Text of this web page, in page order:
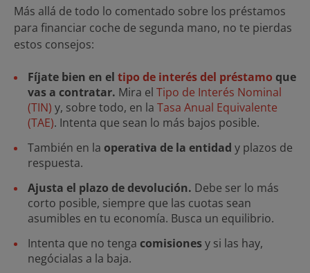
Más allá de todo lo comentado sobre los préstamos
para financiar coche de segunda mano, no te pierdas
estos consejos:
Fíjate bien en el tipo de interés del préstamo que
vas a contratar. Mira el Tipo de Interés Nominal
(TIN) y, sobre todo, en la Tasa Anual Equivalente
(TAE). Intenta que sean lo más bajos posible.
También en la operativa de la entidad y plazos de
respuesta.
Ajusta el plazo de devolución. Debe ser lo más
corto posible, siempre que las cuotas sean
asumibles en tu economía. Busca un equilibrio.
Intenta que no tenga comisionesy si las hay,
negócialas a la baja.